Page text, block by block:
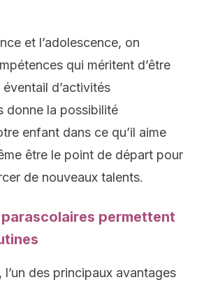
et l’adolescence, on
qui méritent d’être
d’activités
donne la possibilité
enfant dans ce qu’il aime
être le point de départ pour
de nouveaux talents.
permettent
des principaux avantages